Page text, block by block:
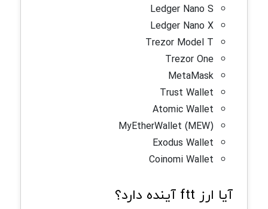
Ledger Nano S
Ledger Nano X
Trezor Model T
Trezor One
MetaMask
Trust Wallet
Atomic Wallet
MyEtherWallet (MEW)
Exodus Wallet
Coinomi Wallet
آیا ارز ftt آینده دارد؟